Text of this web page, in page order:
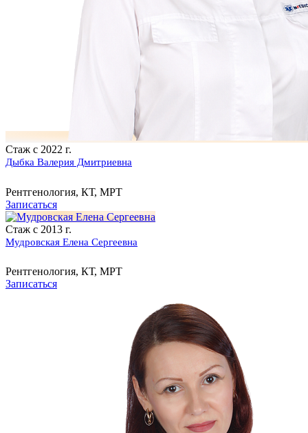
Стаж с 2022 г.
Дыбка Валерия Дмитриевна
Рентгенология, КТ, МРТ
Записаться
Стаж с 2013 г.
Мудровская Елена Сергеевна
Рентгенология, КТ, МРТ
Записаться